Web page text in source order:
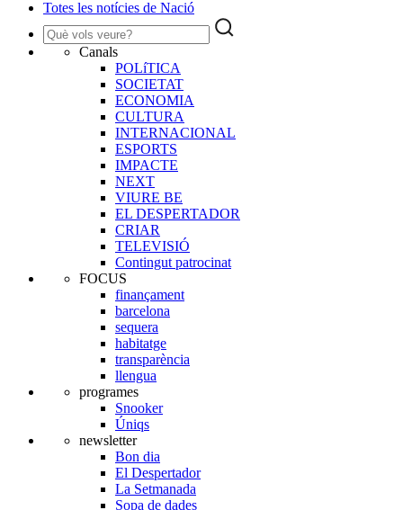
Totes les notícies de Nació
Canals
POLíTICA
SOCIETAT
ECONOMIA
CULTURA
INTERNACIONAL
ESPORTS
IMPACTE
NEXT
VIURE BE
EL DESPERTADOR
CRIAR
TELEVISIÓ
Contingut patrocinat
FOCUS
finançament
barcelona
sequera
habitatge
transparència
llengua
programes
Snooker
Úniqs
newsletter
Bon dia
El Despertador
La Setmanada
Sopa de dades